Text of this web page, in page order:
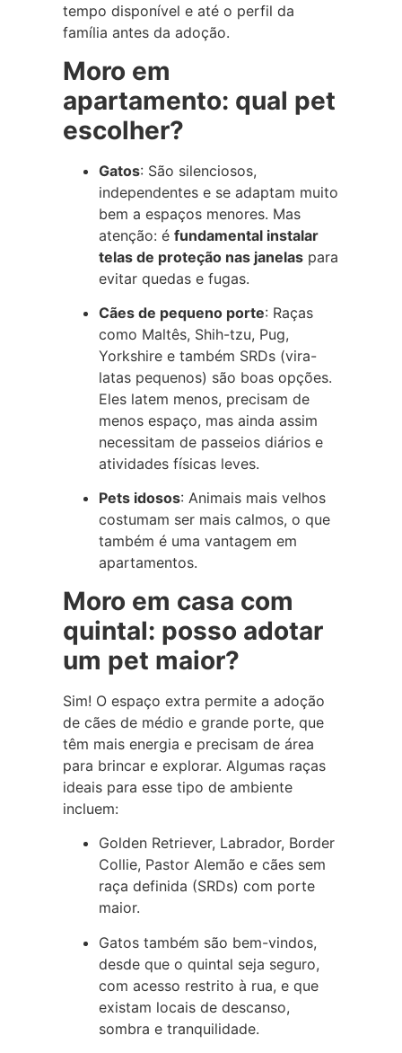
tempo disponível e até o perfil da
família antes da adoção.
Moro em
apartamento: qual pet
escolher?
Gatos: São silenciosos,
independentes e se adaptam muito
bem a espaços menores. Mas
atenção: é fundamental instalar
telas de proteção nas janelas para
evitar quedas e fugas.
Cães de pequeno porte: Raças
como Maltês, Shih-tzu, Pug,
Yorkshire e também SRDs (vira-
latas pequenos) são boas opções.
Eles latem menos, precisam de
menos espaço, mas ainda assim
necessitam de passeios diários e
atividades físicas leves.
Pets idosos: Animais mais velhos
costumam ser mais calmos, o que
também é uma vantagem em
apartamentos.
Moro em casa com
quintal: posso adotar
um pet maior?
Sim! O espaço extra permite a adoção
de cães de médio e grande porte, que
têm mais energia e precisam de área
para brincar e explorar. Algumas raças
ideais para esse tipo de ambiente
incluem:
Golden Retriever, Labrador, Border
Collie, Pastor Alemão e cães sem
raça definida (SRDs) com porte
maior.
Gatos também são bem-vindos,
desde que o quintal seja seguro,
com acesso restrito à rua, e que
existam locais de descanso,
sombra e tranquilidade.